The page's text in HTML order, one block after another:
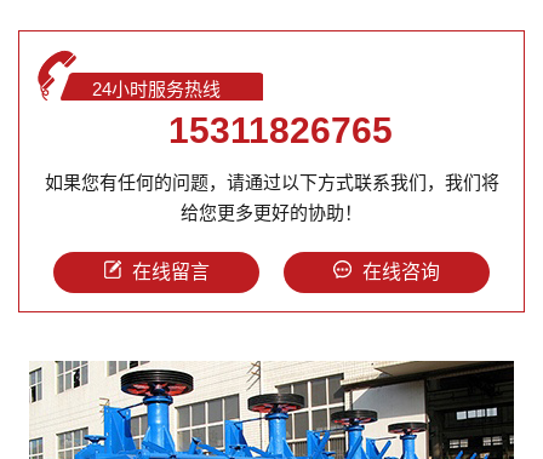
24小时服务热线
15311826765
如果您有任何的问题，请通过以下方式联系我们，我们将
给您更多更好的协助！
在线留言 在线咨询